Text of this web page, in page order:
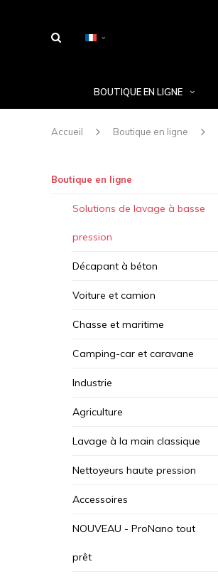
BOUTIQUE EN LIGNE
Accueil Boutique en ligne
Boutique en ligne
Solutions de lavage à basse
pression
Décapant à béton
Voiture et camion
Chasse et maritime
Camping-car et caravane
Industrie
Agriculture
Lavage à la main classique
Nettoyeurs haute pression
Accessoires
NOUVEAU - ProNano tout
prêt